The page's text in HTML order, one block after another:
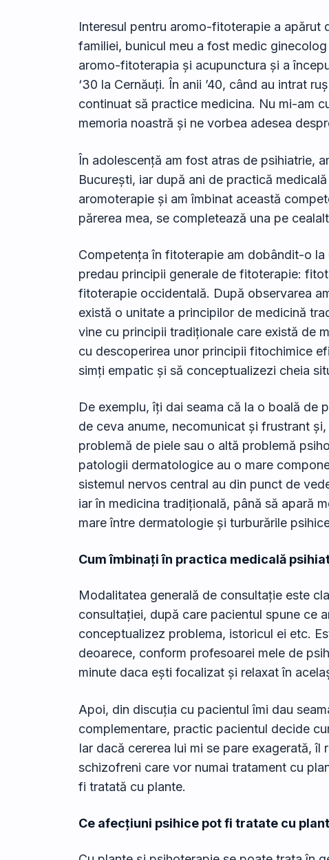
Interesul pentru aromo-fitoterapie a apărut
familiei, bunicul meu a fost medic
aromo-fitoterapia și acupunctura și a
‘30 la Cernăuți. În anii ’40, când au intrat
continuat să practice medicina. Nu mi-am
memoria noastră și ne vorbea adesea
În adolescență am fost atras de psihiatrie,
București, iar după ani de practică
aromoterapie și am îmbinat această
părerea mea, se completează una pe
Competența în fitoterapie am dobândit-o
predau principii generale de fitoterapie:
fitoterapie occidentală. După observarea
există o unitate a principilor de medicină
vine cu principii tradiționale care există de
cu descoperirea unor principii fitochimice
simți empatic și să conceptualizezi cheia
De exemplu, îți dai seama că la o boală de
de ceva anume, necomunicat și frustrant
problemă de piele sau o altă problemă
patologii dermatologice au o mare
sistemul nervos central au din punct de
iar în medicina tradițională, până să apară
mare între dermatologie și turburările
Cum îmbinați în practica medicală
Modalitatea generală de consultație este
consultației, după care pacientul spune ce
conceptualizez problema, istoricul ei etc.
deoarece, conform profesoarei mele de
minute daca ești focalizat și relaxat în
Apoi, din discuția cu pacientul îmi dau
complementare, practic pacientul decide
Iar dacă cererea lui mi se pare exagerată,
schizofreni care vor numai tratament cu
fi tratată cu plante.
Ce afecțiuni psihice pot fi tratate cu